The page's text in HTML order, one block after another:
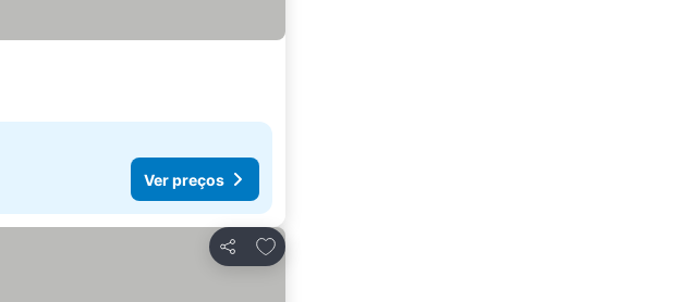
Ver preços
Partilhar
Adicionar aos favoritos